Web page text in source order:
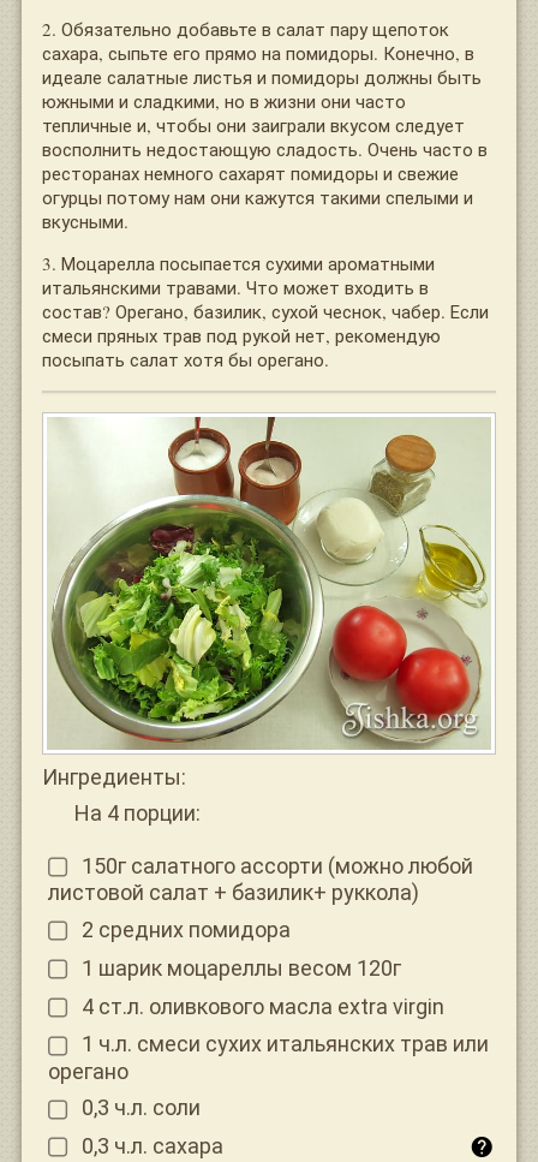
2. Обязательно добавьте в салат пару щепоток
сахара, сыпьте его прямо на помидоры. Конечно, в
идеале салатные листья и помидоры должны быть
южными и сладкими, но в жизни они часто
тепличные и, чтобы они заиграли вкусом следует
восполнить недостающую сладость. Очень часто в
ресторанах немного сахарят помидоры и свежие
огурцы потому нам они кажутся такими спелыми и
вкусными.
3. Моцарелла посыпается сухими ароматными
итальянскими травами. Что может входить в
состав? Орегано, базилик, сухой чеснок, чабер. Если
смеси пряных трав под рукой нет, рекомендую
посыпать салат хотя бы орегано.
Ингредиенты:
На 4 порции:
150г салатного ассорти (можно любой
листовой салат + базилик+ руккола)
2 средних помидора
1 шарик моцареллы весом 120г
4 ст.л. оливкового масла extra virgin
1 ч.л. смеси сухих итальянских трав или
орегано
0,3 ч.л. соли
0,3 ч.л. сахара